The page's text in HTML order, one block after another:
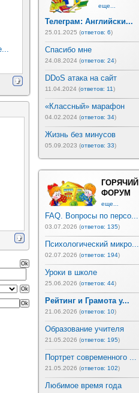
еще...
Телеграм: Английски...
25.01.2025 (ответов: 6)
Спасибо мне
24.08.2024 (ответов: 24)
DDoS атака на сайт
11.04.2024 (ответов: 11)
«Классный» марафон
04.02.2024 (ответов: 34)
Жизнь без минусов
05.09.2023 (ответов: 33)
ГОРЯЧИЙ
ФОРУМ
еще...
FAQ. Вопросы по персо...
03.07.2026 (ответов: 135)
Психологический микро...
02.07.2026 (ответов: 194)
Уроки в школе
25.06.2026 (ответов: 44)
Рейтинг и Грамота у...
21.06.2026 (ответов: 10)
Образование учителя
21.05.2026 (ответов: 195)
Портрет современного ...
21.05.2026 (ответов: 102)
Любимое время года